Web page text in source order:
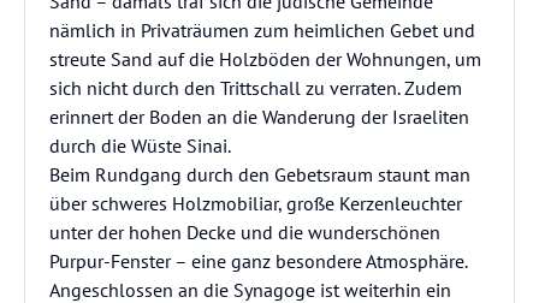
nämlich in Privaträumen zum heimlichen Gebet und
streute Sand auf die Holzböden der Wohnungen, um
sich nicht durch den Trittschall zu verraten. Zudem
erinnert der Boden an die Wanderung der Israeliten
durch die Wüste Sinai.
Beim Rundgang durch den Gebetsraum staunt man
über schweres Holzmobiliar, große Kerzenleuchter
unter der hohen Decke und die wunderschönen
Purpur-Fenster – eine ganz besondere Atmosphäre.
Angeschlossen an die Synagoge ist weiterhin ein